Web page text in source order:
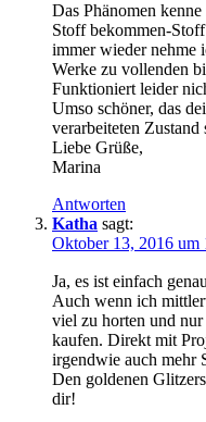
Das Phänomen
Stoff bekommen-
immer wieder nehme
Werke zu vollenden
Funktioniert leider
Umso schöner, das
verarbeiteten Zustand
Liebe Grüße,
Marina
Antworten
Katha sagt:
Oktober 13, 2016 um
Ja, es ist einfach
Auch wenn ich
viel zu horten und nur
kaufen. Direkt mit
irgendwie auch mehr
Den goldenen
dir!